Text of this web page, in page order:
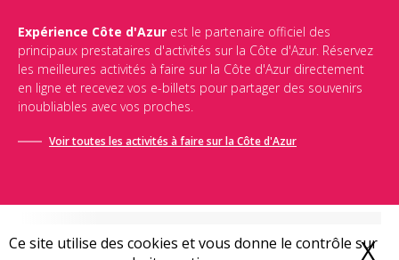
Ce site utilise des cookies et vous donne le contrôle sur
X
Expérience Côte d'Azur est le partenaire officiel des
principaux prestataires d'activités sur la Côte d'Azur. Réservez
les meilleures activités à faire sur la Côte d'Azur directement
en ligne et recevez vos e-billets pour partager des souvenirs
inoubliables avec vos proches.
Voir toutes les activités à faire sur la Côte d'Azur